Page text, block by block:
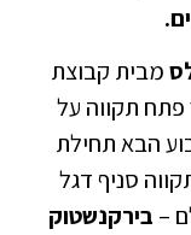
מבית קבוצת
תקווה על
הבא תחילת
סניף דגל
– בירקנשטוק